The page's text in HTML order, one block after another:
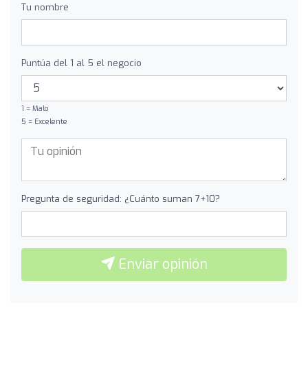
Tu nombre
Puntúa del 1 al 5 el negocio
1 = Malo
5 = Excelente
Pregunta de seguridad: ¿Cuánto suman 7+10?
Enviar opinión